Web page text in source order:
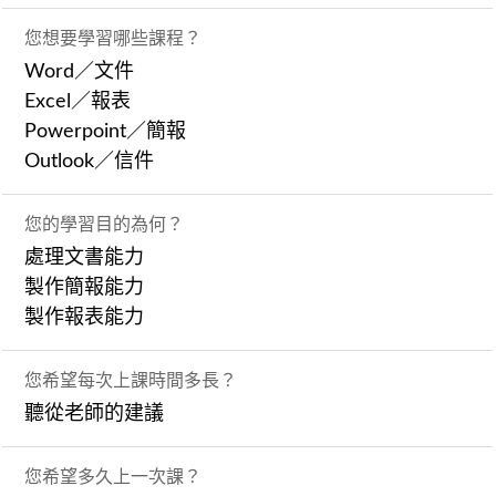
您想要學習哪些課程？
Word／文件
Excel／報表
Powerpoint／簡報
Outlook／信件
您的學習目的為何？
處理文書能力
製作簡報能力
製作報表能力
您希望每次上課時間多長？
聽從老師的建議
您希望多久上一次課？